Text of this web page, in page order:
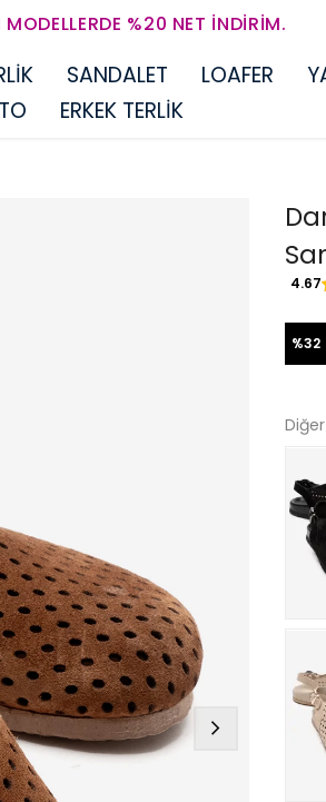
MODELLERDE %20 NET İNDIRIM.
SANDALET LOAFER
ERKEK TERLİK
4.67
%32